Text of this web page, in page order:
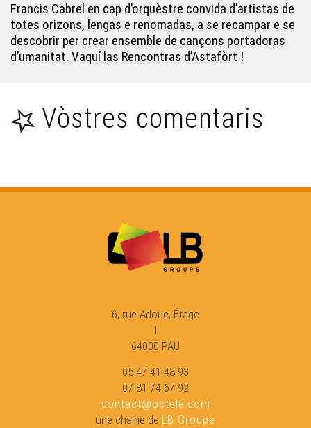
L'Òmi Verd : Bladé a Bidaishe - Eveniments
Eveniments
Carnaval de Brantòsme - Eveniments
Francis Cabrel en cap d’orquèstre convida d’artistas de
totes orizons, lengas e renomadas, a se recampar e se
descobrir per crear ensemble de cançons portadoras
d’umanitat. Vaquí las Rencontras d’Astafòrt !
Vòstres comentaris
6, rue Adoue, Étage
1
64000 PAU
05 47 41 48 93
07 81 74 67 92
contact@octele.com
une chaine de LB Groupe